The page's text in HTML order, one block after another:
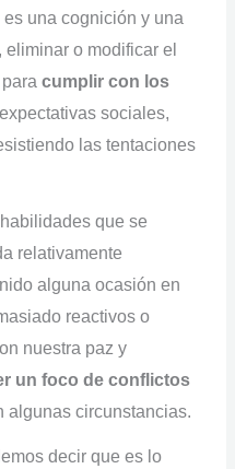
una cognición y una
o modificar el
cumplir con los
sociales,
las tentaciones
que se
relativamente
alguna ocasión en
reactivos o
nuestra paz y
un foco de conflictos
algunas circunstancias.
decir que es lo